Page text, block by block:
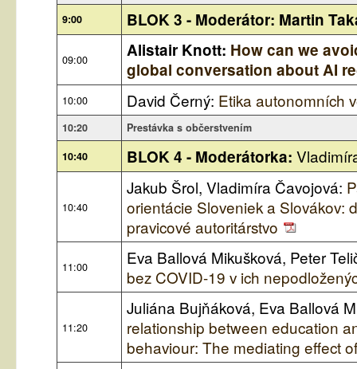
9:00
BLOK 3 - Moderátor: Martin
09:00 Alistair Knott: How can we
global conversation about AI
10:00 David Černý: Etika autonomních
10:20
Prestávka s občerstvením
10:40
BLOK 4 - Moderátorka:
10:40
Jakub Šrol, Vladimíra Čavojová:
orientácie Sloveniek a Slovákov:
pravicové autoritárstvo
11:00
Eva Ballová Mikušková, Peter
bez COVID-19 v ich
11:20
Juliána Bujňáková, Eva Ballová
relationship between education
behaviour: The mediating effect